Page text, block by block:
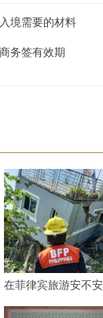
境需要的材料
务签有效期